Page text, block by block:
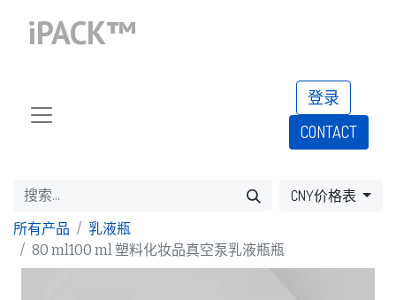
iPACK™
登录
CONTACT​​​​​​​​​​
CNY价格表
所有产品
乳液瓶
80 ml100 ml 塑料化妆品真空泵乳液瓶瓶